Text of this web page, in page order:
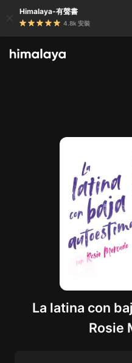
Himalaya-有聲書
4.8k 安裝
La latina con
Rosie